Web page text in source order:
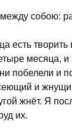
собою:
есть
месяца,
побелели и
и
жнёт. Я
их.